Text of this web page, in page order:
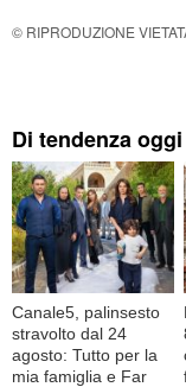
© RIPRODUZIONE
Di tendenza oggi
Canale5, palinsesto
stravolto dal 24
agosto: Tutto per la
mia famiglia e Far